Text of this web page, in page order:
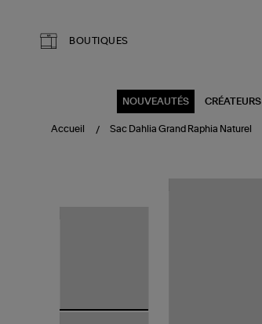
BOUTIQUES
NOUVEAUTÉS CRÉATEURS
Accueil Sac Dahlia Grand Raphia Naturel